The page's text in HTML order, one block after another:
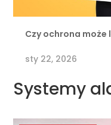
Czy ochrona
sty 22, 2026
Systemy